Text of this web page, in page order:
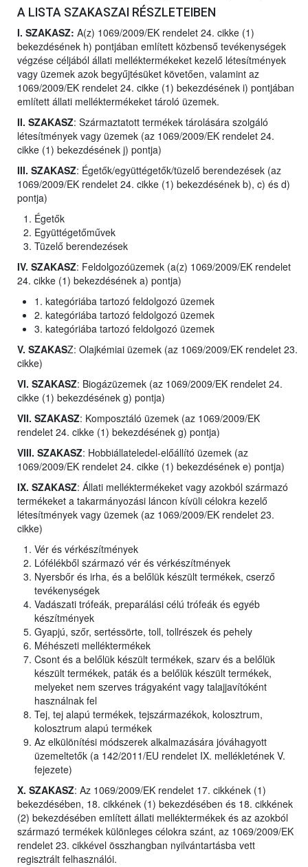
A LISTA SZAKASZAI RÉSZLETEIBEN
I. SZAKASZ: A(z) 1069/2009/EK rendelet 24. cikke (1)
bekezdésének h) pontjában említett közbenső tevékenységek
végzése céljából állati melléktermékeket kezelő létesítmények
vagy üzemek azok begyűjtésüket követően, valamint az
1069/2009/EK rendelet 24. cikke (1) bekezdésének i) pontjában
említett állati melléktermékeket tároló üzemek.
II. SZAKASZ: Származtatott termékek tárolására szolgáló
létesítmények vagy üzemek (az 1069/2009/EK rendelet 24.
cikke (1) bekezdésének j) pontja)
III. SZAKASZ: Égetők/együttégetők/tüzelő berendezések (az
1069/2009/EK rendelet 24. cikke (1) bekezdésének b), c) és d)
pontja)
Égetők
Együttégetőművek
Tüzelő berendezések
IV. SZAKASZ: Feldolgozóüzemek (a(z) 1069/2009/EK rendelet
24. cikke (1) bekezdésének a) pontja)
1. kategóriába tartozó feldolgozó üzemek
2. kategóriába tartozó feldolgozó üzemek
3. kategóriába tartozó feldolgozó üzemek
V. SZAKASZ: Olajkémiai üzemek (az 1069/2009/EK rendelet 23.
cikke)
VI. SZAKASZ: Biogázüzemek (az 1069/2009/EK rendelet 24.
cikke (1) bekezdésének g) pontja)
VII. SZAKASZ: Komposztáló üzemek (az 1069/2009/EK
rendelet 24. cikke (1) bekezdésének g) pontja)
VIII. SZAKASZ: Hobbiállateledel-előállító üzemek (az
1069/2009/EK rendelet 24. cikke (1) bekezdésének e) pontja)
IX. SZAKASZ: Állati melléktermékeket vagy azokból származó
termékeket a takarmányozási láncon kívüli célokra kezelő
létesítmények vagy üzemek (az 1069/2009/EK rendelet 23.
cikke)
Vér és vérkészítmények
Lófélékből származó vér és vérkészítmények
Nyersbőr és irha, és a belőlük készült termékek, cserző
tevékenységek
Vadászati trófeák, preparálási célú trófeák és egyéb
készítmények
Gyapjú, szőr, sertéssörte, toll, tollrészek és pehely
Méhészeti melléktermékek
Csont és a belőlük készült termékek, szarv és a belőlük
készült termékek, paták és a belőlük készült termékek,
melyeket nem szerves trágyaként vagy talajjavítóként
használnak fel
Tej, tej alapú termékek, tejszármazékok, kolosztrum,
kolosztrum alapú termékek
Az elkülönítési módszerek alkalmazására jóváhagyott
üzemeltetők (a 142/2011/EU rendelet IX. mellékletének V.
fejezete)
X. SZAKASZ: Az 1069/2009/EK rendelet 17. cikkének (1)
bekezdésében, 18. cikkének (1) bekezdésében és 18. cikkének
(2) bekezdésében említett állati melléktermékek és az azokból
származó termékek különleges célokra szánt, az 1069/2009/EK
rendelet 23. cikkével összhangban nyilvántartásba vett
regisztrált felhasználói.